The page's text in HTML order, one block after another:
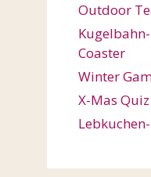
Outdoor
Coaster
Winter
X-Mas